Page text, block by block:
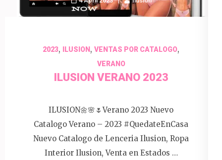
2023, ILUSION , VENTAS POR CATALOGO,
VERANO
ILUSION VERANO 2023
ILUSION🌼🌸🌷Verano 2023 Nuevo
Catalogo Verano – 2023 #QuedateEnCasa
Nuevo Catalogo de Lenceria Ilusion, Ropa
Interior Ilusion, Venta en Estados …